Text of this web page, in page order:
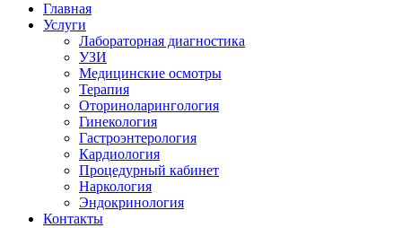
Главная
Услуги
Лабораторная диагностика
УЗИ
Медицинские осмотры
Терапия
Оториноларингология
Гинекология
Гастроэнтерология
Кардиология
Процедурный кабинет
Наркология
Эндокринология
Контакты